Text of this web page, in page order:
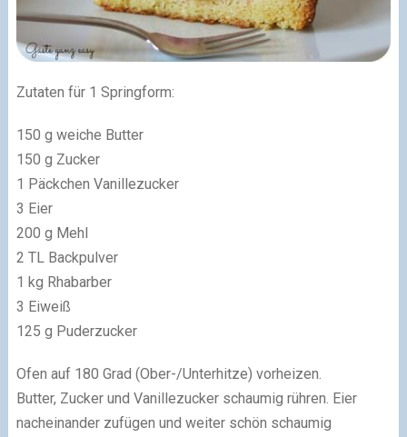
Zutaten für 1 Springform:
150 g weiche Butter
150 g Zucker
1 Päckchen Vanillezucker
3 Eier
200 g Mehl
2 TL Backpulver
1 kg Rhabarber
3 Eiweiß
125 g Puderzucker
Ofen auf 180 Grad (Ober-/Unterhitze) vorheizen.
Butter, Zucker und Vanillezucker schaumig rühren. Eier
nacheinander zufügen und weiter schön schaumig